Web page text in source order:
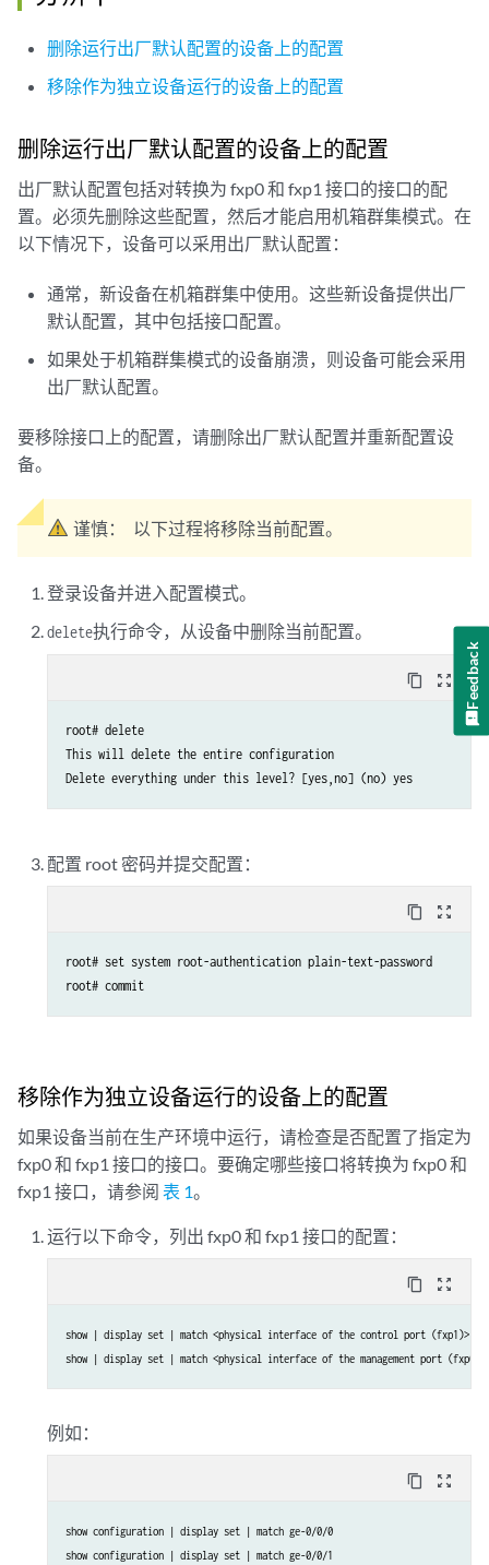
删除运行出厂默认配置的设备上的配置
移除作为独立设备运行的设备上的配置
删除运行出厂默认配置的设备上的配置
出厂默认配置包括对转换为 fxp0 和 fxp1 接口的接口的配
置。必须先删除这些配置，然后才能启用机箱群集模式。在
以下情况下，设备可以采用出厂默认配置：
通常，新设备在机箱群集中使用。这些新设备提供出厂
默认配置，其中包括接口配置。
如果处于机箱群集模式的设备崩溃，则设备可能会采用
出厂默认配置。
要移除接口上的配置，请删除出厂默认配置并重新配置设
备。
谨慎： 以下过程将移除当前配置。
登录设备并进入配置模式。
delete执行命令，从设备中删除当前配置。
content_copy zoom_out_map
root# delete
This will delete the entire configuration
Delete everything under this level? [yes,no] (no) yes
配置 root 密码并提交配置：
content_copy zoom_out_map
root# set system root-authentication plain-text-password
root# commit
移除作为独立设备运行的设备上的配置
如果设备当前在生产环境中运行，请检查是否配置了指定为
fxp0 和 fxp1 接口的接口。要确定哪些接口将转换为 fxp0 和
fxp1 接口，请参阅 表 1。
运行以下命令，列出 fxp0 和 fxp1 接口的配置：
content_copy zoom_out_map
show | display set | match <physical interface of the control port (fxp1)>
show | display set | match <physical interface of the management port (fxp0)>
例如：
content_copy zoom_out_map
show configuration | display set | match ge-0/0/0
show configuration | display set | match ge-0/0/1
Feedback